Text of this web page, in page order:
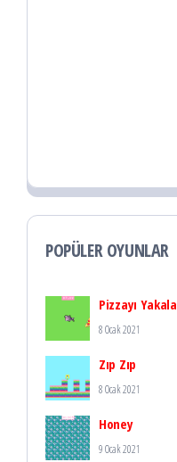
POPÜLER OYUNLAR
Pizzayı Yakala
8 Ocak 2021
Zıp Zıp
8 Ocak 2021
Honey
9 Ocak 2021